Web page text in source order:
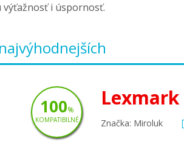
výťažnosť i úspornosť.
Lexmark
Značka: Miroluk
100%
KOMPATIBILNÉ